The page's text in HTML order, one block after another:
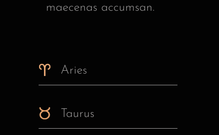
Aries
Taurus
maecenas accumsan.